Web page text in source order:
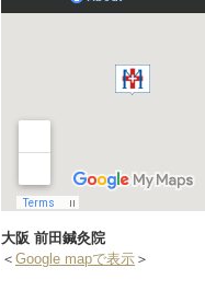
大阪 前田鍼灸院
＜ Google mapで表示 ＞